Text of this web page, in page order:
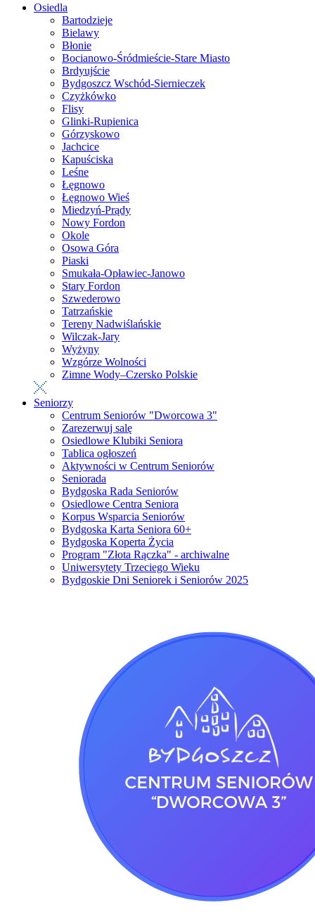
Osiedla
Bartodzieje
Bielawy
Błonie
Bocianowo-Śródmieście-Stare Miasto
Brdyujście
Bydgoszcz Wschód-Siernieczek
Czyżkówko
Flisy
Glinki-Rupienica
Górzyskowo
Jachcice
Kapuściska
Leśne
Łęgnowo
Łęgnowo Wieś
Miedzyń-Prądy
Nowy Fordon
Okole
Osowa Góra
Piaski
Smukała-Opławiec-Janowo
Stary Fordon
Szwederowo
Tatrzańskie
Tereny Nadwiślańskie
Wilczak-Jary
Wyżyny
Wzgórze Wolności
Zimne Wody–Czersko Polskie
Seniorzy
Centrum Seniorów "Dworcowa 3"
Zarezerwuj salę
Osiedlowe Klubiki Seniora
Tablica ogłoszeń
Aktywności w Centrum Seniorów
Seniorada
Bydgoska Rada Seniorów
Osiedlowe Centra Seniora
Korpus Wsparcia Seniorów
Bydgoska Karta Seniora 60+
Bydgoska Koperta Życia
Program "Złota Rączka" - archiwalne
Uniwersytety Trzeciego Wieku
Bydgoskie Dni Seniorek i Seniorów 2025